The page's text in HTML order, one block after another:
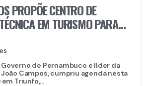
PROPÕE CENTRO DE
EM TURISMO PARA
de Pernambuco e líder da
Campos, cumpriu agenda nesta
Triunfo,...